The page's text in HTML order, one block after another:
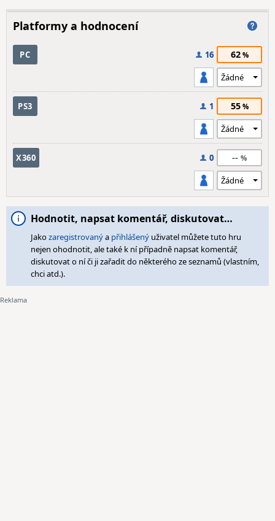
Platformy a hodnocení
PC 16 62
PS3 1 55
X360 0 --
Hodnotit, napsat komentář, diskutovat…
Jakozaregistrovanýa přihlášený uživatel můžete tuto hru
nejen ohodnotit, ale také k ní případně napsat komentář,
diskutovat o ní či ji zařadit do některého ze seznamů (vlastním,
chci atd.).